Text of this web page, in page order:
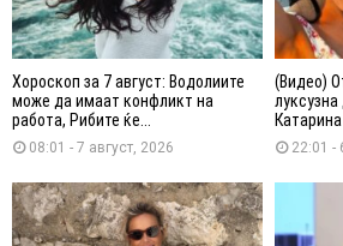
Хороскоп за 7 август: Водолиите
може да имаат конфликт на
работа, Рибите ќе...
08:01 - 7 август, 2026
(Видео)
22:01 -